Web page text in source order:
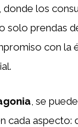
donde los
solo prendas
con la
, se
cada aspecto: